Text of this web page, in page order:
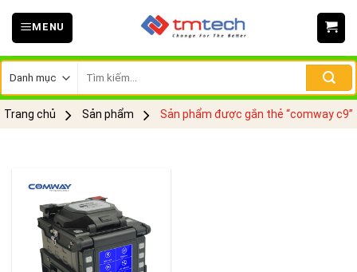
Skip
MENU
kiếm:
Trang chủ Sản phẩm Sản phẩm được gắn thẻ “comway c9”